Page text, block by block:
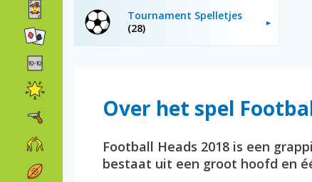
Tournament Spelletjes
(28)
Over het spel
Football Heads 2018 is een
bestaat uit een groot hoofd en